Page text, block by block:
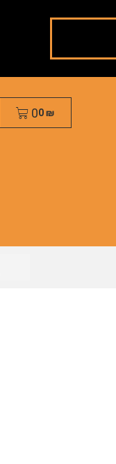
0₪
0